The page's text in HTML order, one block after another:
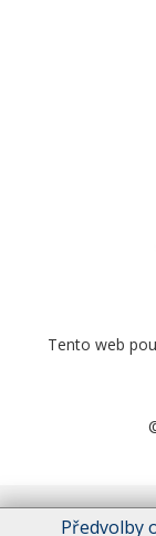
Tento web
Předvolby